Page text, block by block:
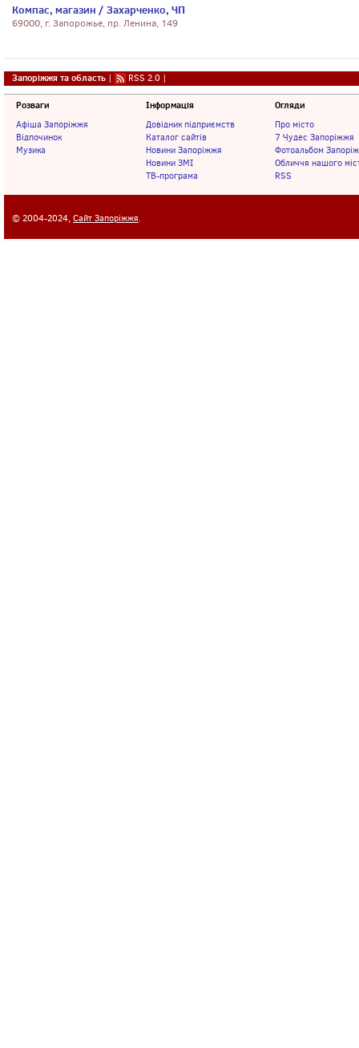
Компас, магазин / Захарченко, ЧП
69000, г. Запорожье, пр. Ленина, 149
Запоріжжя та область | RSS 2.0 |
Розваги
Афіша Запоріжжя
Відпочинок
Музика
Інформація
Довідник підприємств
Каталог сайтів
Новини Запоріжжя
Новини ЗМІ
ТВ-програма
Огляди
Про місто
7 Чудес Запоріжжя
Фотоальбом
Обличчя нашого
RSS
© 2004-2024, Сайт Запоріжжя.